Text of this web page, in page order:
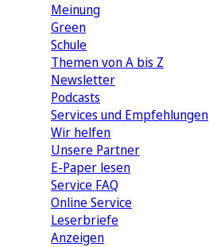
Meinung
Green
Schule
Themen von A bis Z
Newsletter
Podcasts
Services und Empfehlungen
Wir helfen
Unsere Partner
E-Paper lesen
Service FAQ
Online Service
Leserbriefe
Anzeigen